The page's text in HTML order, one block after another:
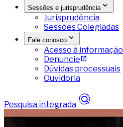
Sessões e jurisprudência
Jurisprudência
Sessões Colegiadas
Fale conosco
Acesso à informação
Denuncie
Dúvidas processuais
Ouvidoria
Pesquisa integrada